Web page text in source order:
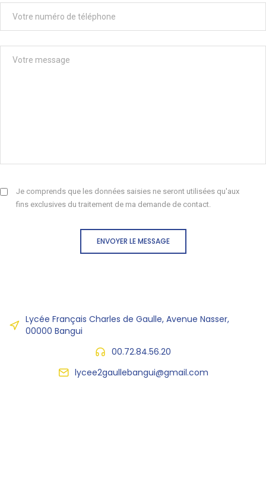
Je comprends que les données saisies ne seront utilisées qu'aux
fins exclusives du traitement de ma demande de contact.
ENVOYER LE MESSAGE
Lycée Français Charles de Gaulle, Avenue Nasser,
00000 Bangui
00.72.84.56.20
lycee2gaullebangui@gmail.com